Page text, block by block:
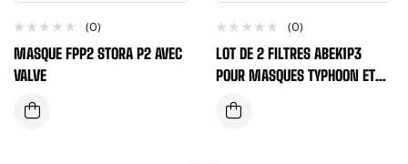
(0)
MASQUE FPP2 STORA P2 AVEC
VALVE
(0)
LOT DE 2 FILTRES ABEK1P3
POUR MASQUES TYPHOON ET
FORCE 8